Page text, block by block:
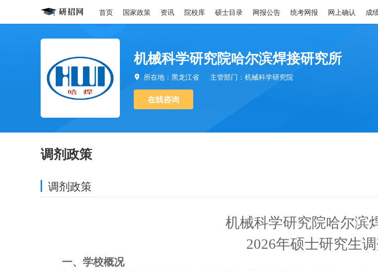
首页 国家政策 资讯 院校库 硕士目录 网报公告 统考网报 网上确认 成
机械科学研究院哈尔滨焊接研究所
 所在地：黑龙江省 主管部门：机械科学研究院
在线咨询
调剂政策
调剂政策
机械科学研究院哈尔滨
2026年硕士研究生
一、学校概况